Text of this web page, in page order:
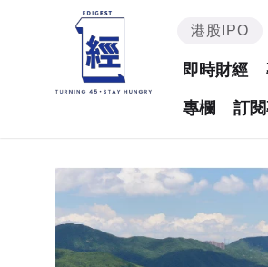
港股IPO
即時財經
專欄 訂